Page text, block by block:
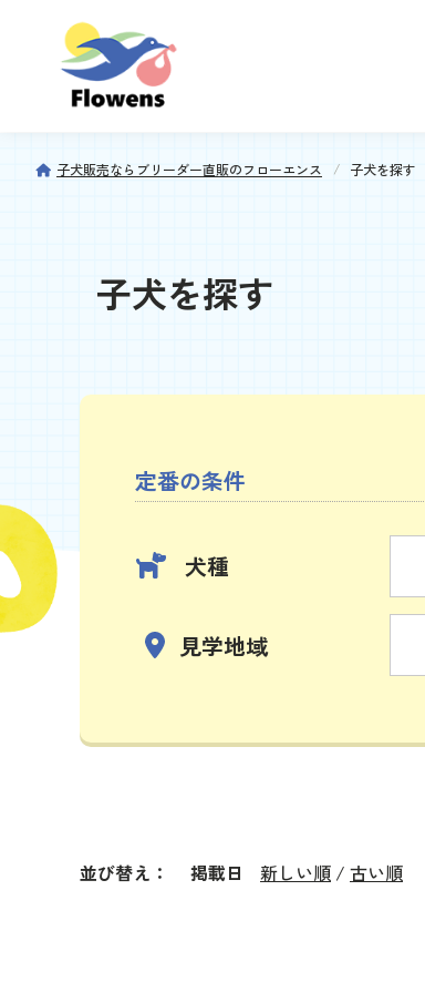
子犬販売ならブリーダー直販のフローエンス 子犬を探す
子犬を探す
定番の条件
犬種
見学地域
並び替え： 掲載日新しい順 / 古い順